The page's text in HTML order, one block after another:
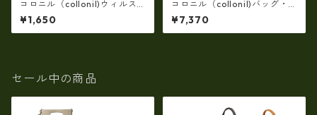
コロニル（collonil)ウィルス
ストップ・マカダミアナッツ
オイル配合身の回り除菌に c
o-VS1
¥1,650
コロニル（collonil)バッグ・
財布用 レザーケア・オリジナ
ルセットre-060
¥7,370
セール中の商品